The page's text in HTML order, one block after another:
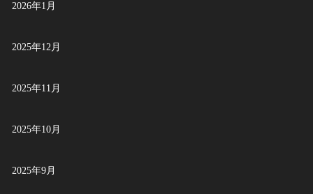
2026年1月
2025年12月
2025年11月
2025年10月
2025年9月